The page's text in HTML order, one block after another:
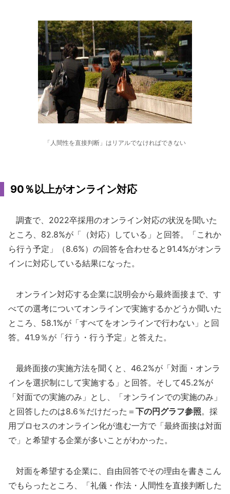
「人間性を直接判断」はリアルでなければできない
90％以上がオンライン対応
調査で、2022卒採用のオンライン対応の状況を聞いた
ところ、82.8%が「（対応）している」と回答。「これか
ら行う予定」（8.6%）の回答を合わせると91.4%がオンラ
インに対応している結果になった。
オンライン対応する企業に説明会から最終面接まで、す
べての選考についてオンラインで実施するかどうか聞いた
ところ、58.1%が「すべてをオンラインで行わない」と回
答。41.9％が「行う・行う予定」と答えた。
最終面接の実施方法を聞くと、46.2%が「対面・オンラ
インを選択制にして実施する」と回答。そして45.2%が
「対面での実施のみ」とし、「オンラインでの実施のみ」
と回答したのは8.6％だけだった＝ 下の円グラフ参照。採
用プロセスのオンライン化が進む一方で「最終面接は対面
で」と希望する企業が多いことがわかった。
対面を希望する企業に、自由回答でその理由を書きこん
でもらったところ、「礼儀・作法・人間性を直接判断した